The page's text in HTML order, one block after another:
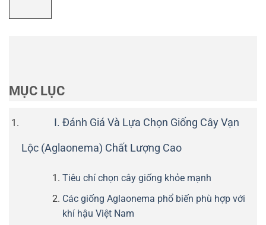
MỤC LỤC
I. Đánh Giá Và Lựa Chọn Giống Cây Vạn
Lộc (Aglaonema) Chất Lượng Cao
Tiêu chí chọn cây giống khỏe mạnh
Các giống Aglaonema phổ biến phù hợp với
khí hậu Việt Nam